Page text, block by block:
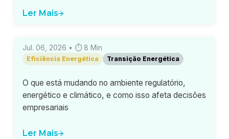
Ler Mais
Jul. 06, 2026 • ⏱ 8 Min
Eficiência Energética Transição Energética
O que está mudando no ambiente regulatório,
energético e climático, e como isso afeta decisões
empresariais
Ler Mais